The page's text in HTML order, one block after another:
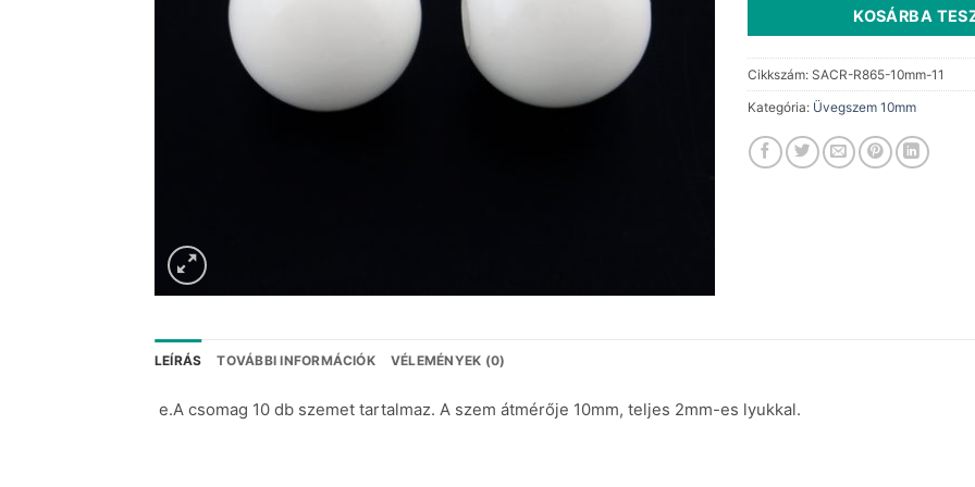
KOSÁRBA
Cikkszám: SACR-R865-10mm-11
Kategória: Üvegszem 10mm
LEÍRÁS TOVÁBBI INFORMÁCIÓK VÉLEMÉNYEK (0)
e.A csomag 10 db szemet tartalmaz. A szem átmérője 10mm, teljes 2mm-es lyukkal.